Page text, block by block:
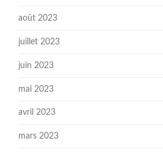
août 2023
juillet 2023
juin 2023
mai 2023
avril 2023
mars 2023